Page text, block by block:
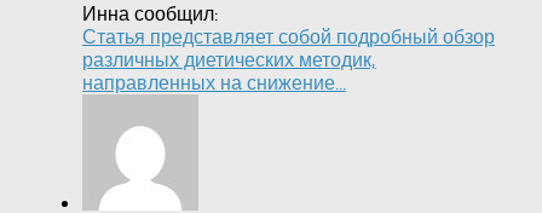
Инна сообщил:
Статья представляет собой подробный обзор
различных диетических методик,
направленных на снижение...